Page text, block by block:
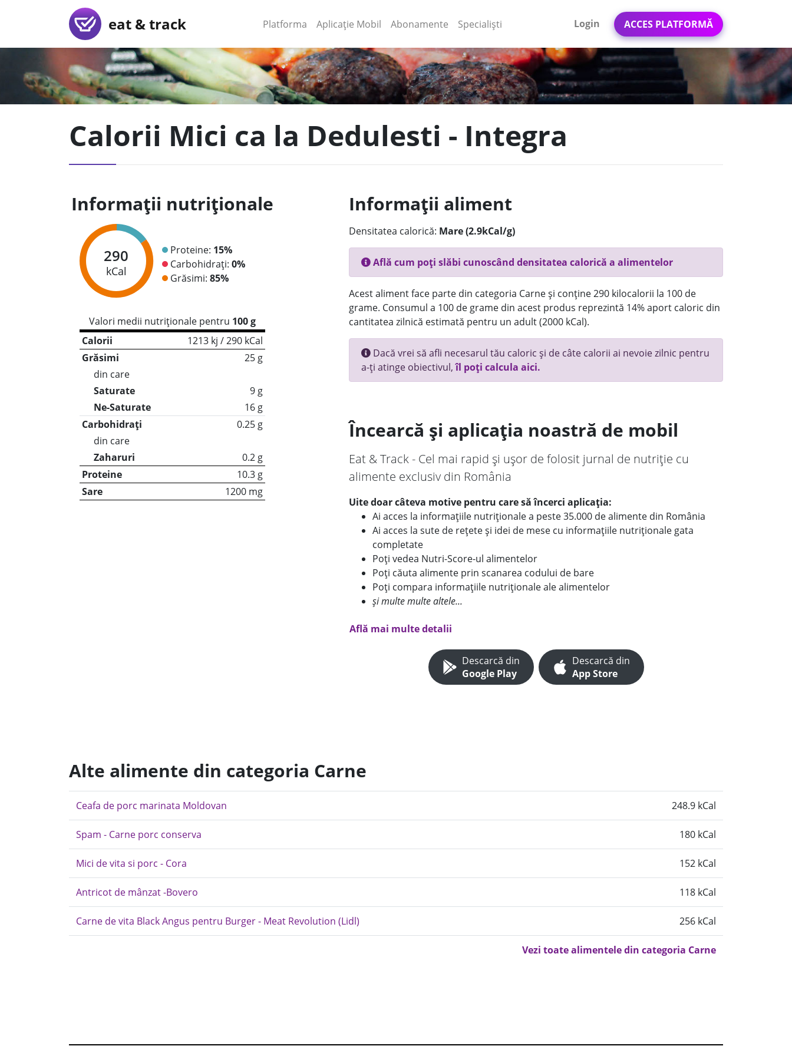
eat & track Platforma (current)
Aplicație Mobil (current)
Abonamente Specialiști Login ACCES PLATFORMĂ
Calorii Mici ca la Dedulesti - Integra
Informații nutriționale
290
kCal
Proteine: 15%
Carbohidrați: 0%
Grăsimi: 85%
Valori medii nutriționale pentru 100 g
Calorii
1213 kj / 290 kCal
Grăsimi
25 g
din care
Saturate
9 g
Ne-Saturate
16 g
Carbohidrați
0.25 g
din care
Zaharuri
0.2 g
Proteine
10.3 g
Sare
1200 mg
Informații aliment
Densitatea calorică: Mare (2.9kCal/g)
Află cum poți slăbi cunoscând densitatea calorică a alimentelor
Acest aliment face parte din categoria Carne și conține 290 kilocalorii la 100 de
grame. Consumul a 100 de grame din acest produs reprezintă 14% aport caloric din
cantitatea zilnică estimată pentru un adult (2000 kCal).
Dacă vrei să afli necesarul tău caloric și de câte calorii ai nevoie zilnic pentru
a-ți atinge obiectivul,îl poți calcula aici.
Încearcă și aplicația noastră de mobil
Eat & Track - Cel mai rapid și ușor de folosit jurnal de nutriție cu
alimente exclusiv din România
Uite doar câteva motive pentru care să încerci aplicația:
Ai acces la informațiile nutriționale a peste 35.000 de alimente din România
Ai acces la sute de rețete și idei de mese cu informațiile nutriționale gata
completate
Poți vedea Nutri-Score-ul alimentelor
Poți căuta alimente prin scanarea codului de bare
Poți compara informațiile nutriționale ale alimentelor
și multe multe altele...
Află mai multe detalii
Descarcă din
Google Play
Descarcă din
App Store
Alte alimente din categoria Carne
Ceafa de porc marinata Moldovan 248.9 kCal
Spam - Carne porc conserva 180 kCal
Mici de vita si porc - Cora 152 kCal
Antricot de mânzat -Bovero 118 kCal
Carne de vita Black Angus pentru Burger - Meat Revolution (Lidl) 256 kCal
Vezi toate alimentele din categoria Carne